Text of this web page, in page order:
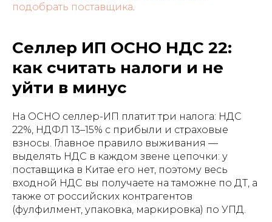
подобрать поставщика
Селлер ИП ОСНО НДС 22:
как считать налоги и не
уйти в минус
На ОСНО селлер-ИП платит три налога: НДС
22%, НДФЛ 13–15% с прибыли и страховые
взносы. Главное правило выживания —
выделять НДС в каждом звене цепочки: у
поставщика в Китае его нет, поэтому весь
входной НДС вы получаете на таможне по ДТ, а
также от российских контрагентов
(фулфилмент, упаковка, маркировка) по УПД.